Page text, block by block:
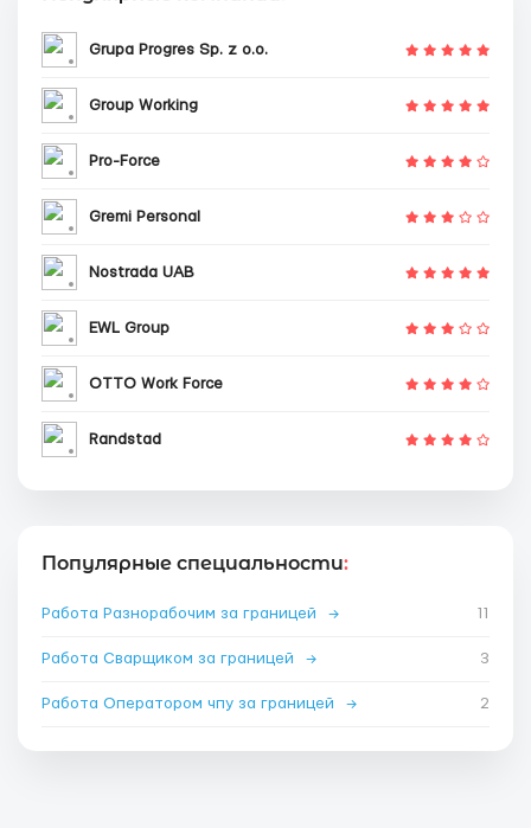
Grupa Progres Sp. z o.o.
Group Working
Pro-Force
Gremi Personal
Nostrada UAB
EWL Group
OTTO Work Force
Randstad
Популярные специальности:
Работа Разнорабочим за границей → 11
Работа Сварщиком за границей → 3
Работа Оператором чпу за границей → 2